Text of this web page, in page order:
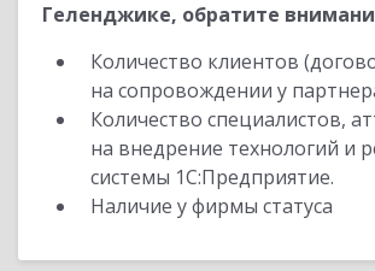
Геленджике, обратите
Количество клиентов
на сопровождении у
Количество специалистов,
на внедрение технологий и
системы 1С:Предприятие.
Наличие у фирмы статуса